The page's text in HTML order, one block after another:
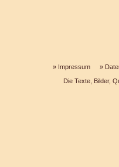
» Impressum »
Die Texte, Bilder,